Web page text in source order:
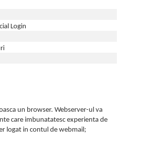
Login
un browser. Webserver-ul va
care imbunatatesc experienta de
logat in contul de webmail;